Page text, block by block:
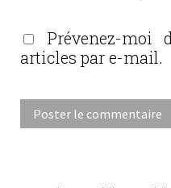
Prévenez-moi
articles par e-mail.